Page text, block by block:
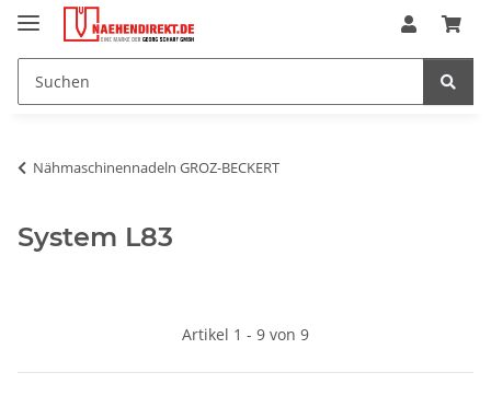
Nähmaschinennadeln GROZ-BECKERT
System L83
Artikel 1 - 9 von 9